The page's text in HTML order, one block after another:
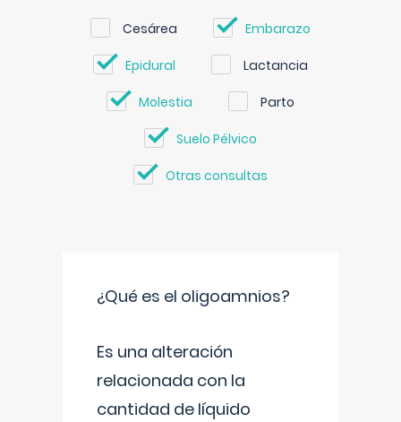
Cesárea Embarazo
Epidural Lactancia
Molestia Parto
Suelo Pélvico
Otras consultas
¿Qué es el oligoamnios?
Es una alteración
relacionada con la
cantidad de líquido